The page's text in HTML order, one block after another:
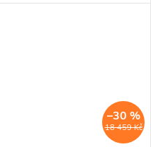
18 459 Kč
–30 %